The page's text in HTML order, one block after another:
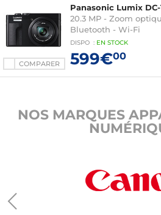
COMPARER
Panasonic Lumix
20.3 MP - Zoom
Bluetooth - Wi-Fi
DISPO : EN STOCK
599€00
NOS MARQUES